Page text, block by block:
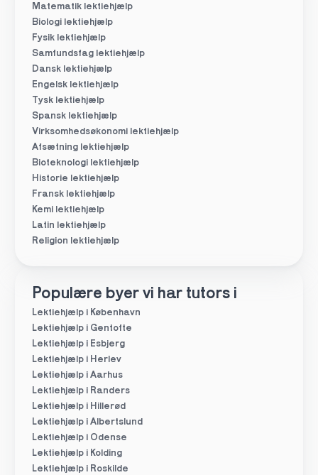
Matematik lektiehjælp
Biologi lektiehjælp
Fysik lektiehjælp
Samfundsfag lektiehjælp
Dansk lektiehjælp
Engelsk lektiehjælp
Tysk lektiehjælp
Spansk lektiehjælp
Virksomhedsøkonomi lektiehjælp
Afsætning lektiehjælp
Bioteknologi lektiehjælp
Historie lektiehjælp
Fransk lektiehjælp
Kemi lektiehjælp
Latin lektiehjælp
Religion lektiehjælp
Populære byer vi har tutors i
Lektiehjælp i København
Lektiehjælp i Gentofte
Lektiehjælp i Esbjerg
Lektiehjælp i Herlev
Lektiehjælp i Aarhus
Lektiehjælp i Randers
Lektiehjælp i Hillerød
Lektiehjælp i Albertslund
Lektiehjælp i Odense
Lektiehjælp i Kolding
Lektiehjælp i Roskilde